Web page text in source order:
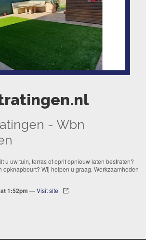
- Wbn
u uw tuin, terras of oprit opnieuw laten bestraten?
opknapbeurt? Wij helpen u graag. Werkzaamheden
1:52pm —Visit site